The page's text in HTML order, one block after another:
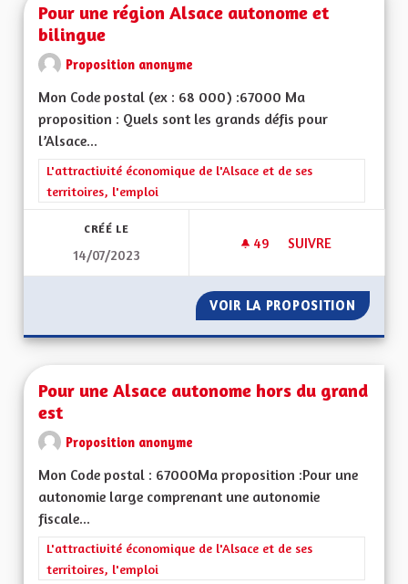
Pour une région Alsace autonome et
bilingue
Proposition anonyme
Mon Code postal (ex : 68 000) :67000 Ma
proposition : Quels sont les grands défis pour
l’Alsace...
Filtrer les résultats de la catégorie : L'attractivité
L'attractivité économique de l'Alsace et de ses
territoires, l'emploi
CRÉÉ LE
14/07/2023
49 49 ABONNÉS
SUIVRE
VOIR LA PROPOSITION POUR
Pour une Alsace autonome hors du grand
est
Proposition anonyme
Mon Code postal : 67000Ma proposition :Pour une
autonomie large comprenant une autonomie
fiscale...
Filtrer les résultats de la catégorie : L'attractivité
L'attractivité économique de l'Alsace et de ses
territoires, l'emploi